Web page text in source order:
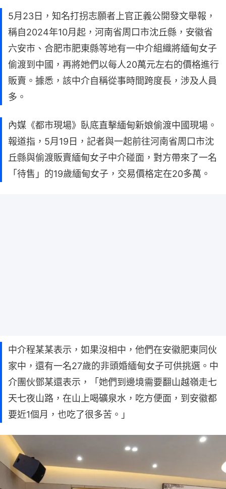
5月23日，知名打拐志願者上官正義公開發文舉報，
稱自2024年10月起，河南省周口市沈丘縣，安徽省
六安市、合肥市肥東縣等地有一中介組織將緬甸女子
偷渡到中國，再將她們以每人20萬元左右的價格進行
販賣。據悉，該中介自稱從事時間跨度長，涉及人員
多。
內媒《都市現場》臥底直擊緬甸新娘偷渡中國現場。
報道指，5月19日，記者與一起前往河南省周口市沈
丘縣與偷渡販賣緬甸女子中介碰面，對方帶來了一名
「待售」的19歲緬甸女子，交易價格定在20多萬。
中介程某某表示，如果沒相中，他們在安徽肥東同伙
家中，還有一名27歲的非頭婚緬甸女子可供挑選。中
介團伙鄧某還表示，「她們到邊境需要翻山越嶺走七
天七夜山路，在山上喝礦泉水，吃方便面，到安徽都
要近1個月，也吃了很多苦。」